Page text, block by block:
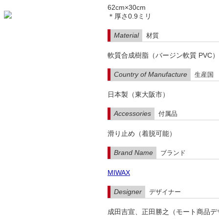
62cm×30cm
＊厚さ0.9ミリ
Material 材質
軟質合成樹脂（バージン軟質 PVC）
Country of Manufacture 生産国
日本製（東大阪市）
Accessories 付属品
滑り止め（着脱可能）
Brand Name ブランド
MIWAX
Designer デザイナー
成田吉宣、正田勝之（モート商品デ